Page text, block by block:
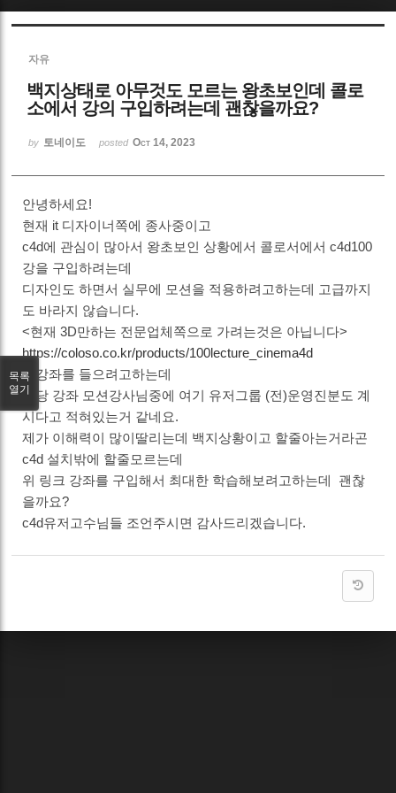
자유
백지상태로 아무것도 모르는 왕초보인데 콜로
소에서 강의 구입하려는데 괜찮을까요?
by 토네이도 posted Oct 14, 2023
안녕하세요!
현재 it 디자이너쪽에 종사중이고
c4d에 관심이 많아서 왕초보인 상황에서 콜로서에서 c4d100
강을 구입하려는데
디자인도 하면서 실무에 모션을 적용하려고하는데 고급까지
도 바라지 않습니다.
<현재 3D만하는 전문업체쪽으로 가려는것은 아닙니다>
https://coloso.co.kr/products/100lecture_cinema4d
위강좌를 들으려고하는데
해당 강좌 모션강사님중에 여기 유저그룹 (전)운영진분도 계
시다고 적혀있는거 같네요.
제가 이해력이 많이딸리는데 백지상황이고 할줄아는거라곤
c4d 설치밖에 할줄모르는데
위 링크 강좌를 구입해서 최대한 학습해보려고하는데 괜찮
을까요?
c4d유저고수님들 조언주시면 감사드리겠습니다.
목록
열기
Sketchbook5, 스케치북5
Sketchbook5, 스케치북5